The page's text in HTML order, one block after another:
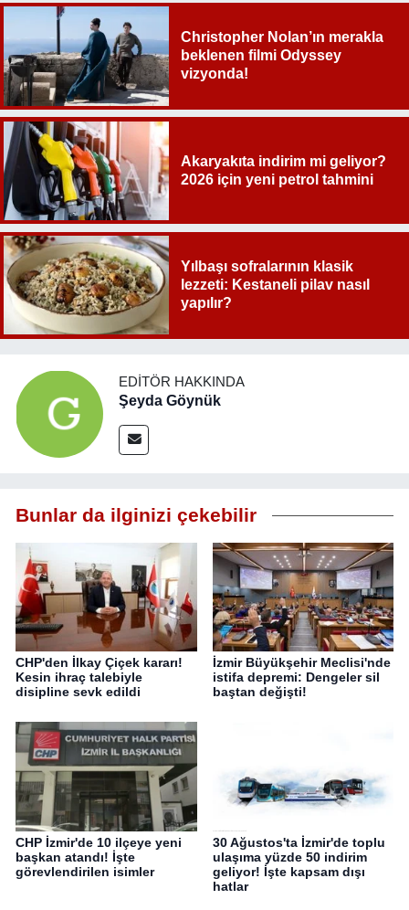
Christopher Nolan’ın merakla
beklenen filmi Odyssey
vizyonda!
Akaryakıta indirim mi geliyor?
2026 için yeni petrol tahmini
Yılbaşı sofralarının klasik
lezzeti: Kestaneli pilav nasıl
yapılır?
EDITÖR HAKKINDA
Şeyda Göynük
Bunlar da ilginizi çekebilir
CHP'den İlkay Çiçek kararı!
Kesin ihraç talebiyle
disipline sevk edildi
İzmir Büyükşehir Meclisi'nde
istifa depremi: Dengeler sil
baştan değişti!
CHP İzmir'de 10 ilçeye yeni
başkan atandı! İşte
görevlendirilen isimler
30 Ağustos'ta İzmir'de toplu
ulaşıma yüzde 50 indirim
geliyor! İşte kapsam dışı
hatlar